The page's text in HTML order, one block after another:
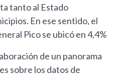
tanto al Estado
En ese sentido, el
Pico se ubicó en 4,4%
de un panorama
sobre los datos de